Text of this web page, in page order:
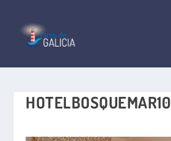
HOTELBOSQUEMAR10